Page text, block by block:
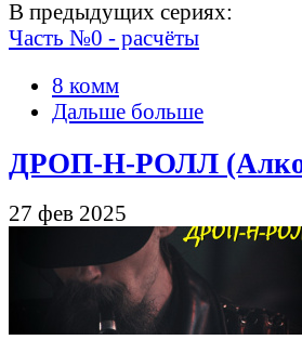
В предыдущих сериях:
Часть №0 - расчёты
8 комм
Дальше больше
ДРОП-Н-РОЛЛ
27 фев 2025